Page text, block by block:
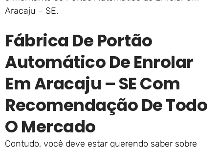
Aracaju – SE.
Fábrica De Portão
Automático De Enrolar
Em Aracaju – SE Com
Recomendação De Todo
O Mercado
Contudo, você deve estar querendo saber sobre